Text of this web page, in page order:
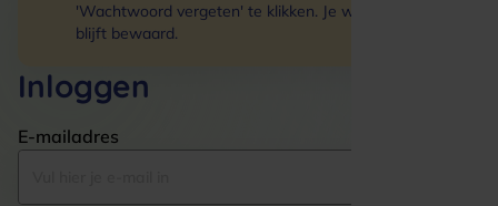
'Wachtwoord vergeten' te klikken. Je winkelmand
blijft bewaard.
Inloggen
E-mailadres